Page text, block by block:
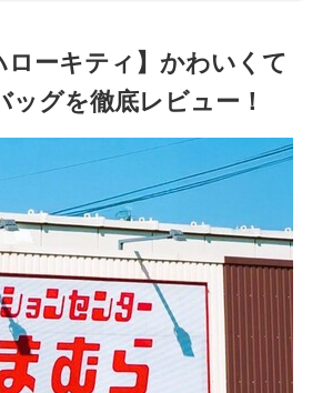
ローキティ】かわいくて
ッグを徹底レビュー！